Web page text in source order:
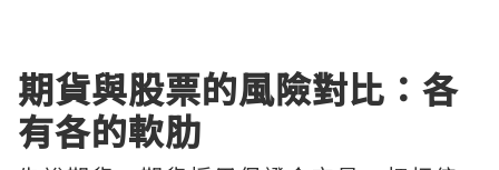
期貨與股票的風險對比：各
有各的軟肋